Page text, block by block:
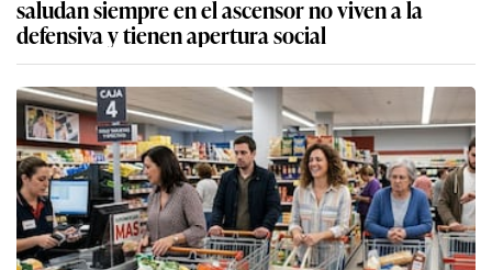
saludan siempre en el ascensor no viven a la
defensiva y tienen apertura social